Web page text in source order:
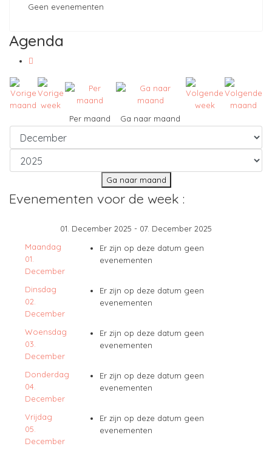
Geen evenementen
Agenda
Per maand Ga naar maand
Ga naar maand
Evenementen voor de week :
01. December 2025 - 07. December 2025
Maandag
01.
December
Er zijn op deze datum geen
evenementen
Dinsdag
02.
December
Er zijn op deze datum geen
evenementen
Woensdag
03.
December
Er zijn op deze datum geen
evenementen
Donderdag
04.
December
Er zijn op deze datum geen
evenementen
Vrijdag
05.
December
Er zijn op deze datum geen
evenementen